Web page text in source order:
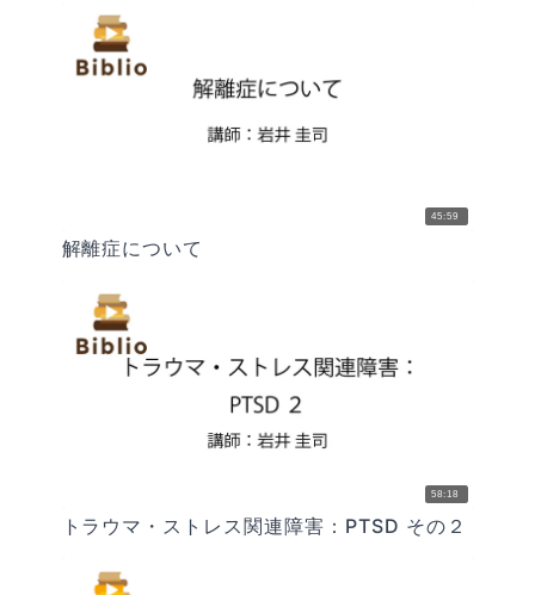
45:59
解離症について
58:18
トラウマ・ストレス関連障害：PTSD その２